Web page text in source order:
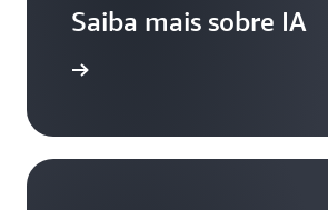
Saiba mais sobre IA